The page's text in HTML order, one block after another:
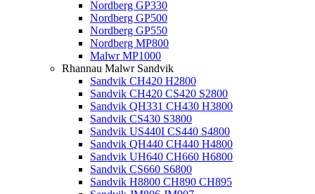
Nordberg GP330
Nordberg GP500
Nordberg GP550
Nordberg MP800
Malwr MP1000
Rhannau Malwr Sandvik
Sandvik CH420 H2800
Sandvik CH420 CS420 S2800
Sandvik QH331 CH430 H3800
Sandvik CS430 S3800
Sandvik US440I CS440 S4800
Sandvik QH440 CH440 H4800
Sandvik UH640 CH660 H6800
Sandvik CS660 S6800
Sandvik H8800 CH890 CH895